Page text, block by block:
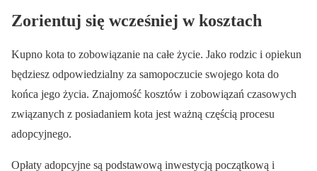
Zorientuj się wcześniej w kosztach
Kupno kota to zobowiązanie na całe życie. Jako rodzic i opiekun
będziesz odpowiedzialny za samopoczucie swojego kota do
końca jego życia. Znajomość kosztów i zobowiązań czasowych
związanych z posiadaniem kota jest ważną częścią procesu
adopcyjnego.
Opłaty adopcyjne są podstawową inwestycją początkową i